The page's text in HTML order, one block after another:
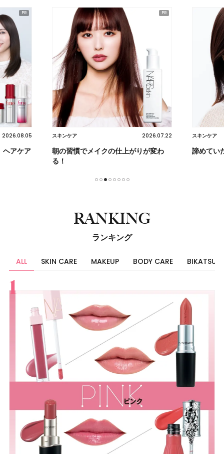
2026.08.05
ヘアケア
スキンケア 2026.07.22
朝の習慣でメイクの仕上がりが変わ
る！
スキンケア
諦めてい
RANKING
ランキング
ALL SKIN CARE MAKEUP BODY CARE BIKATSU
すべて
スキンケア
メイク
ボディケア
美活
ヘア
ライフスタイル
ビューティーズ